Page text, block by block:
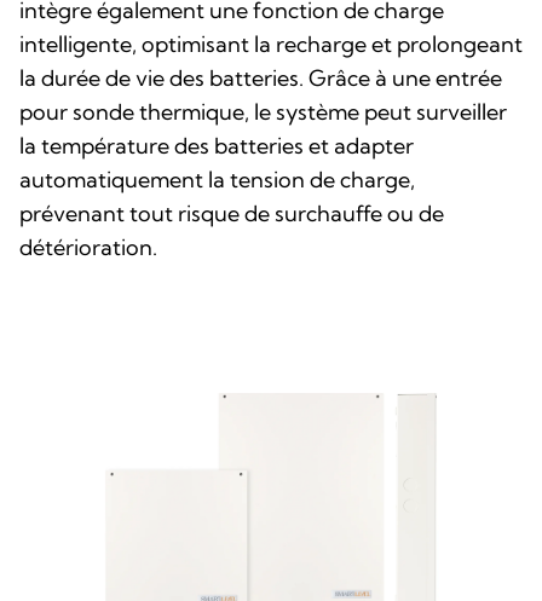
intègre également une fonction de charge
intelligente, optimisant la recharge et prolongeant
la durée de vie des batteries. Grâce à une entrée
pour sonde thermique, le système peut surveiller
la température des batteries et adapter
automatiquement la tension de charge,
prévenant tout risque de surchauffe ou de
détérioration.